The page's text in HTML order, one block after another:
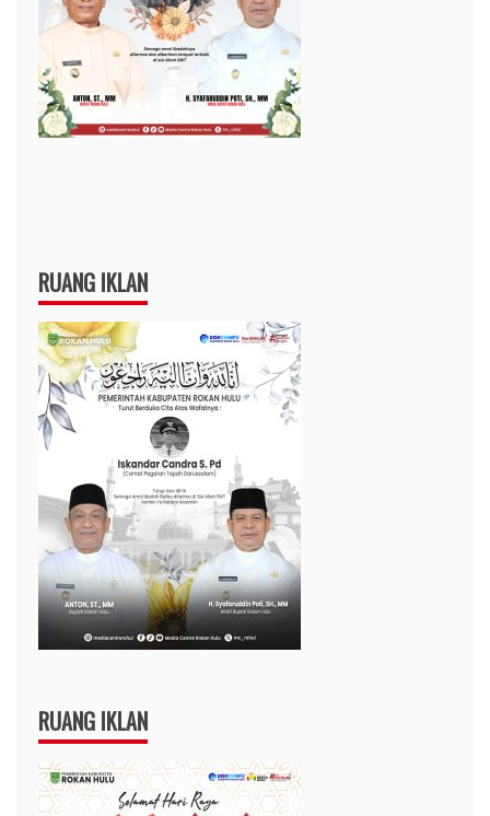
RUANG IKLAN
RUANG IKLAN